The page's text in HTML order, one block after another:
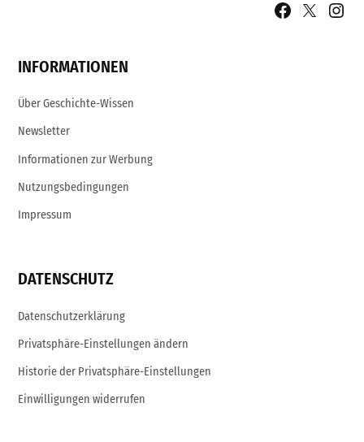
Facebook
X
INFORMATIONEN
Über Geschichte-Wissen
Newsletter
Informationen zur Werbung
Nutzungsbedingungen
Impressum
DATENSCHUTZ
Datenschutzerklärung
Privatsphäre-Einstellungen ändern
Historie der Privatsphäre-Einstellungen
Einwilligungen widerrufen